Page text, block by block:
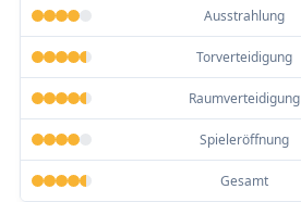
Ausstrahlung
Torverteidigung
Raumverteidigung
Spieleröffnung
Gesamt